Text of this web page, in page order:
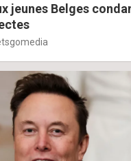
jeunes Belges